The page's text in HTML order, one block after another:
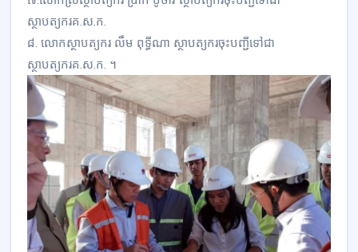
ស្ថាបត្យករគ.ស.ក.
៨. លោកស្ថាបត្យករ លឹម ពុទ្ធីណា ស្ថាបត្យករចុះបញ្ជីទៅជា
ស្ថាបត្យករគ.ស.ក. ។